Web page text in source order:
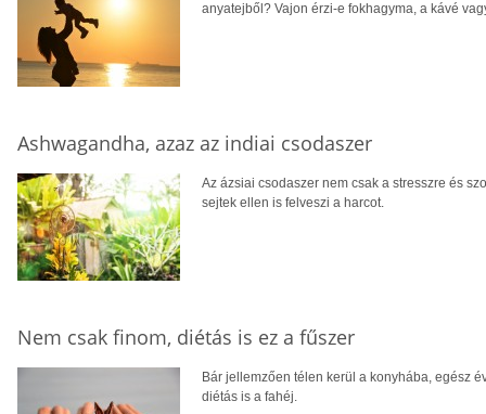
anyatejből? Vajon érzi-e fokhagyma, a kávé
Ashwagandha, azaz az indiai csodaszer
Az ázsiai csodaszer nem csak a stresszre és
sejtek ellen is felveszi a harcot.
Nem csak finom, diétás is ez a fűszer
Bár jellemzően télen kerül a konyhába, egész
diétás is a fahéj.